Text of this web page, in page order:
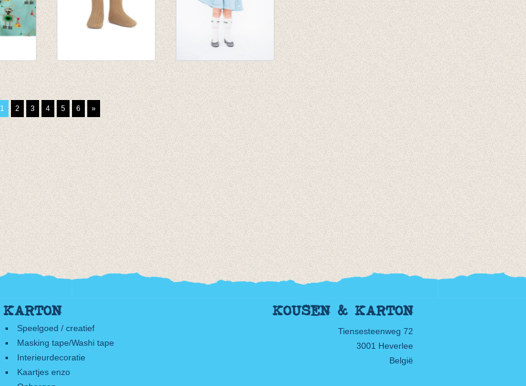
van € 6,50
tot € 7,90
1 2 3 4 5 6 »
KARTON
Speelgoed / creatief
Masking tape/Washi tape
Interieurdecoratie
Kaartjes enzo
KOUSEN & KARTON
Tiensesteenweg 72
3001 Heverlee
België